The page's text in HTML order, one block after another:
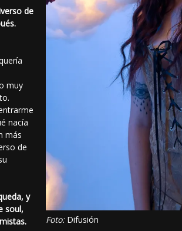
Foto: Difusión
de
muy
nacía
más
de
y
soul,